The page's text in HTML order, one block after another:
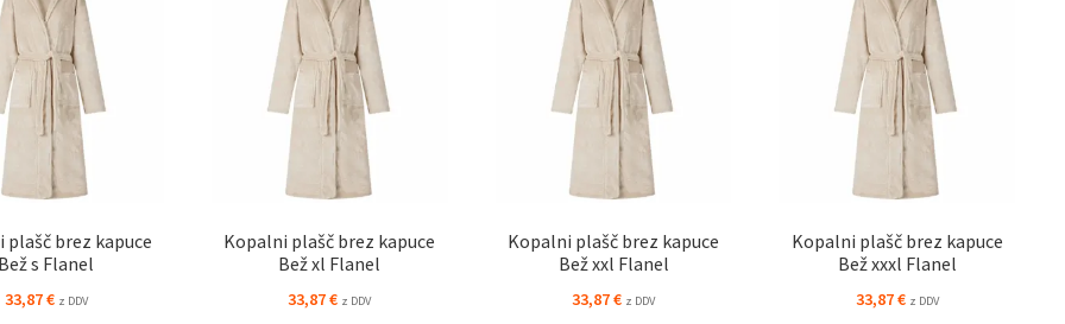
plašč brez kapuce
Bež s Flanel
33,87€ z DDV
Kopalni plašč brez kapuce
Bež xl Flanel
33,87€ z DDV
Kopalni plašč brez kapuce
Bež xxl Flanel
33,87€ z DDV
Kopalni plašč brez kapuce
Bež xxxl Flanel
33,87€ z DDV